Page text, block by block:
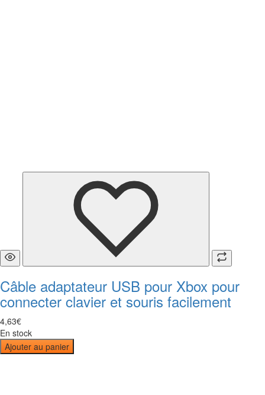
Câble adaptateur USB pour Xbox pour
connecter clavier et souris facilement
4,63€
En stock
Ajouter au panier